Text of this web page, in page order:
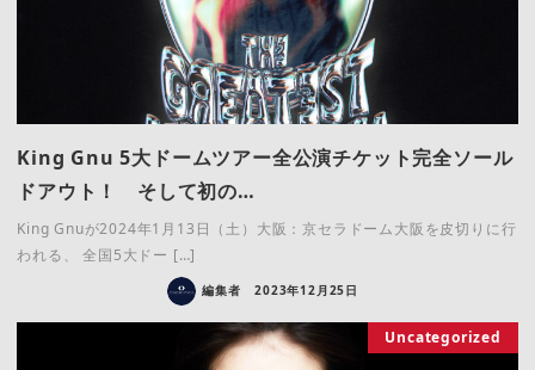
King Gnu 5大ドームツアー全公演チケット完全ソール
ドアウト！ そして初の…
King Gnuが2024年1月13日（土）大阪：京セラドーム大阪を皮切りに行
われる、 全国5大ドー […]
編集者 2023年12月25日
Uncategorized